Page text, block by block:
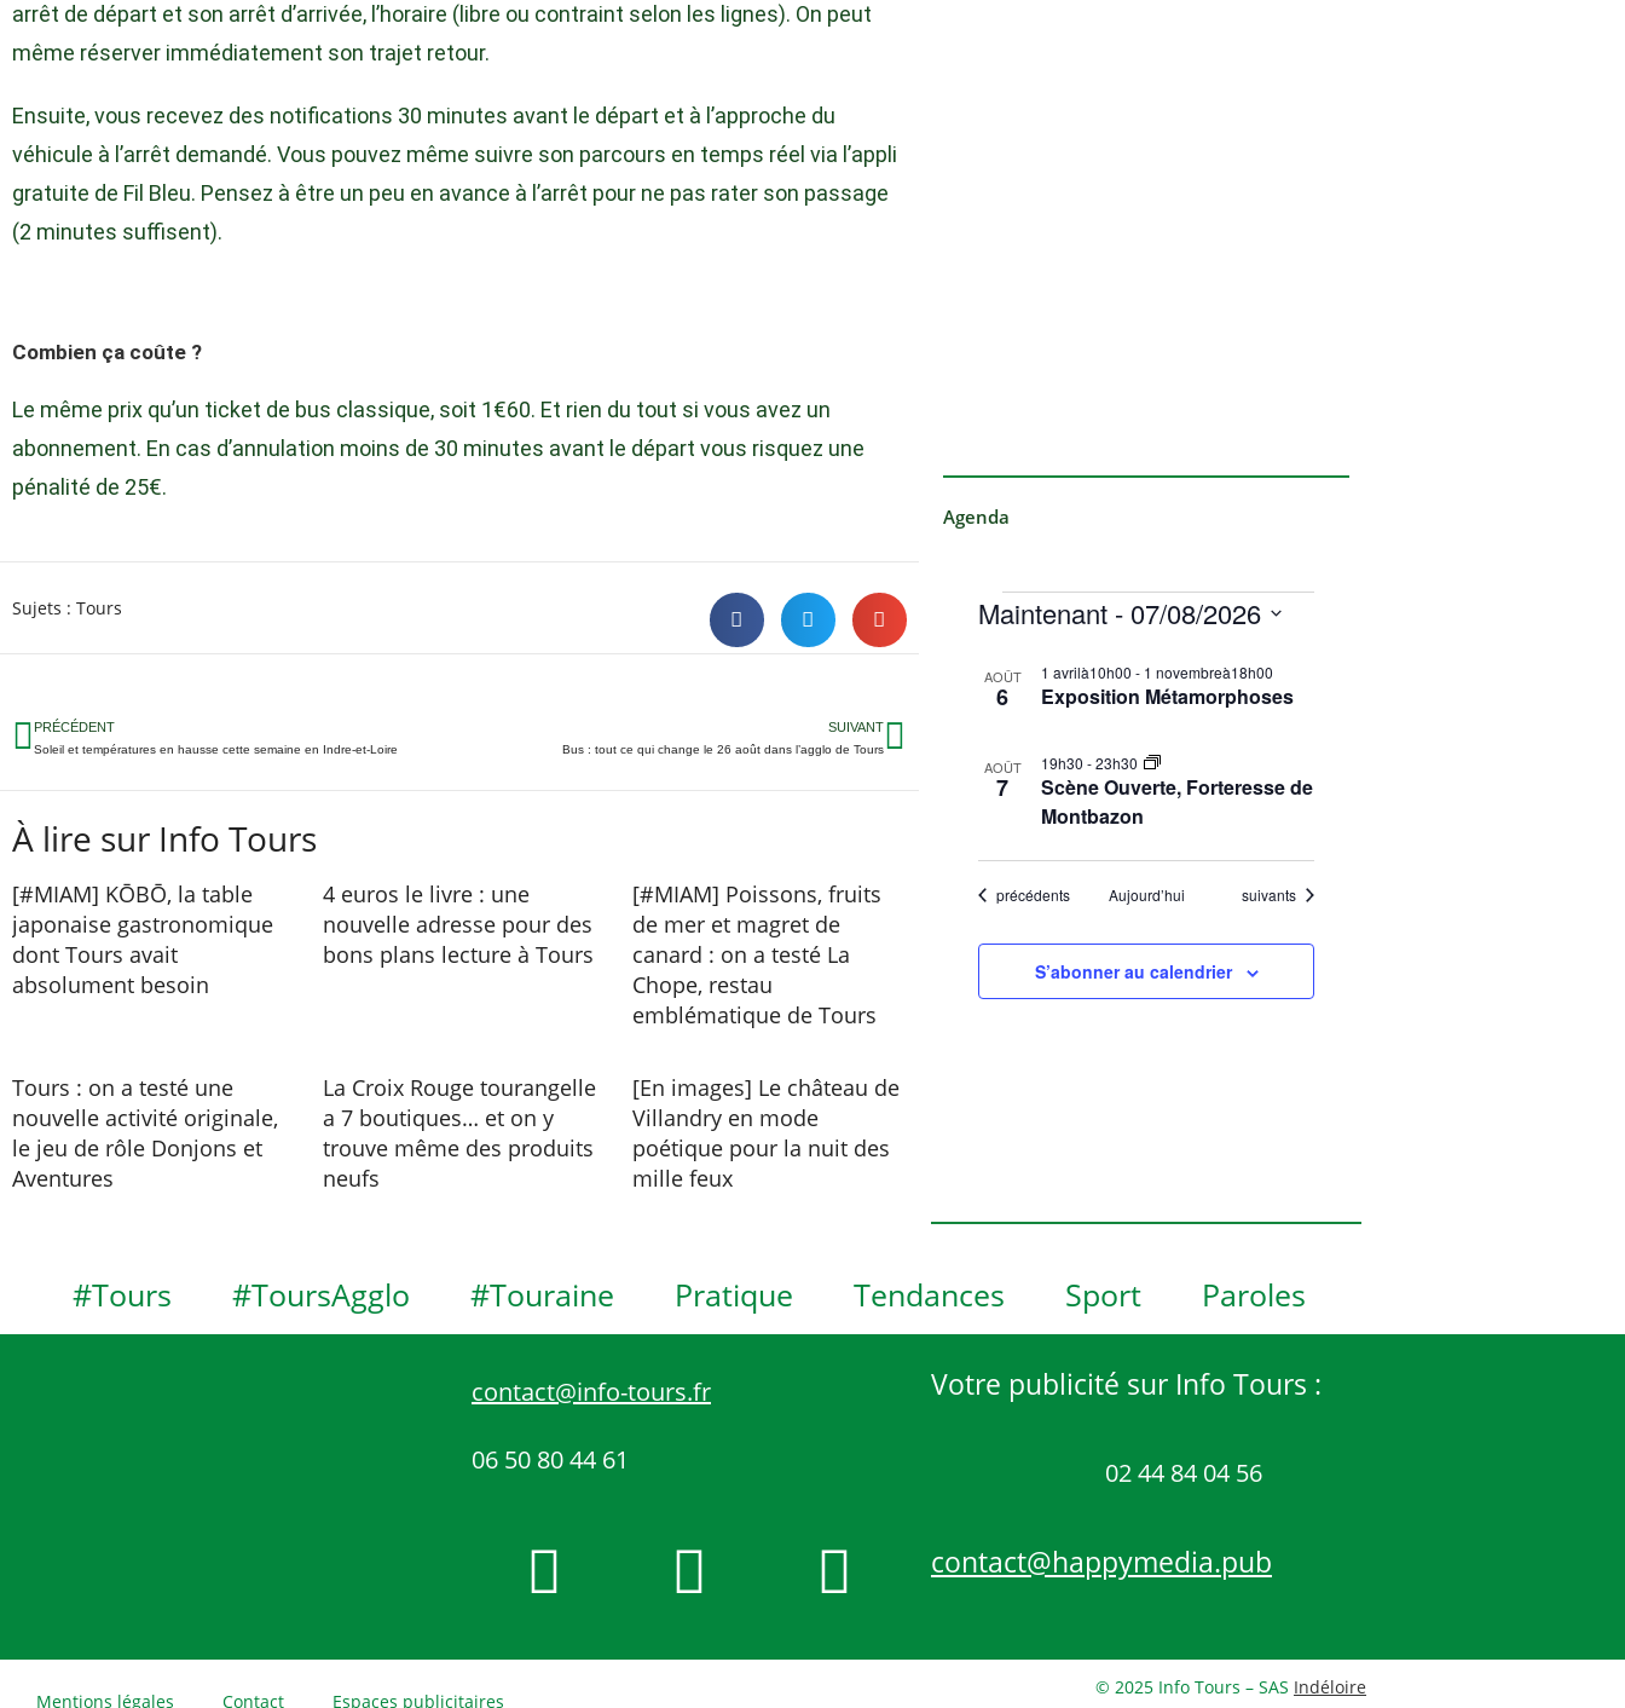
arrêt de départ et son arrêt d’arrivée, l’horaire (libre ou contraint selon les lignes). On peut
même réserver immédiatement son trajet retour.
Ensuite, vous recevez des notifications 30 minutes avant le départ et à l’approche du
véhicule à l’arrêt demandé. Vous pouvez même suivre son parcours en temps réel via l’appli
gratuite de Fil Bleu. Pensez à être un peu en avance à l’arrêt pour ne pas rater son passage
(2 minutes suffisent).
Combien ça coûte ?
Le même prix qu’un ticket de bus classique, soit 1€60. Et rien du tout si vous avez un
abonnement. En cas d’annulation moins de 30 minutes avant le départ vous risquez une
pénalité de 25€.
Sujets : Tours
PRÉCÉDENT
Soleil et températures en hausse cette semaine en Indre-et-Loire
SUIVANT
Bus : tout ce qui change le 26 août dans l’agglo de Tours
À lire sur Info Tours
[#MIAM] KŌBŌ, la table
japonaise gastronomique
dont Tours avait
absolument besoin
4 euros le livre : une
nouvelle adresse pour des
bons plans lecture à Tours
[#MIAM] Poissons, fruits
de mer et magret de
canard : on a testé La
Chope, restau
emblématique de Tours
Tours : on a testé une
nouvelle activité originale,
le jeu de rôle Donjons et
Aventures
La Croix Rouge tourangelle
a 7 boutiques… et on y
trouve même des produits
neufs
[En images] Le château de
Villandry en mode
poétique pour la nuit des
mille feux
Agenda
Maintenant - 07/08/2026
é
c
o
n
e
L
t
e
v
e
t
V
i
e
AOÛT
6 Exposition Métamorphoses
1 avrilà10h00 - 1 novembreà18h00
AOÛT
7
Scène Ouverte, Forteresse de
Montbazon
19h30-23h30
Évènements
précédents Aujourd’hui Évènements
suivants
S’abonner au calendrier
#Tours #ToursAgglo #Touraine Pratique Tendances Sport Paroles
contact@info-tours.fr
06 50 80 44 61
Votre publicité sur Info Tours :
02 44 84 04 56
contact@happymedia.pub
Mentions légales Contact Espaces publicitaires
© 2025 Info Tours – SAS Indéloire